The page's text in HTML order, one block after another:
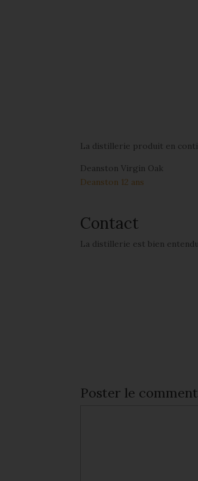
La distillerie produit en
Deanston Virgin Oak
Deanston 12 ans
Contact
La distillerie est bien
Poster le